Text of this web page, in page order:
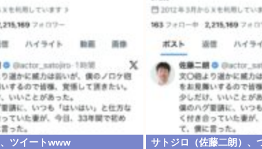
ツイートwww サトジロ（佐藤二朗）、